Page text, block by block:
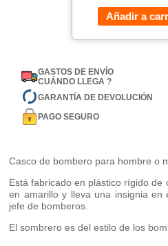
Añadir a
GASTOS DE ENVÍO
CUÁNDO LLEGA ?
GARANTÍA DE DEVOLUCIÓN
PAGO SEGURO
Casco de bombero para hombre o
Está fabricado en plástico rígido de
en amarillo y lleva una insignia en
jefe de bomberos.
El sombrero es del estilo de los